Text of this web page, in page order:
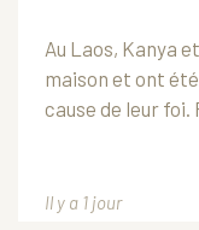
Au Laos, Kanya
maison et ont
cause de leur foi.
Il y a 1 jour